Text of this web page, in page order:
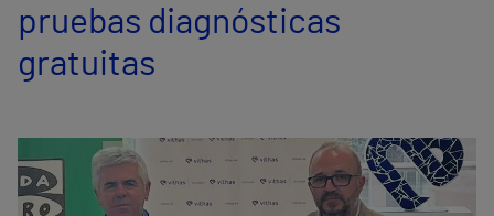
Comunicación
pruebas diagnósticas
gratuitas